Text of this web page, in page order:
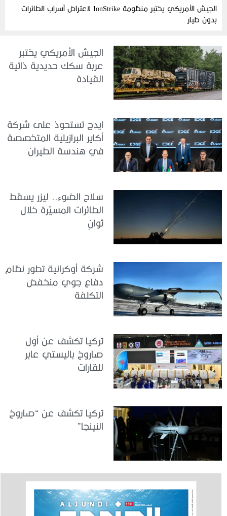
الجيش الأمريكي يختبر منظومة IonStrike لاعتراض أسراب الطائرات
بدون طيار
الجيش الأمريكي يختبر
عربة سكك حديدية ذاتية
القيادة
ايدج تستحوذ على شركة
أكاير البرازيلية المتخصصة
في هندسة الطيران
سلاح الضوء.. ليزر يسقط
الطائرات المسيّرة خلال
ثوانٍ
شركة أوكرانية تطور نظام
دفاع جوي منخفض
التكلفة
تركيا تكشف عن أول
صاروخ باليستي عابر
للقارات
تركيا تكشف عن “صاروخ
النينجا”